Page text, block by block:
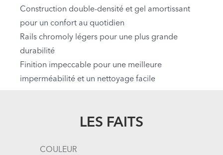
Construction double-densité et gel amortissant
pour un confort au quotidien
Rails chromoly légers pour une plus grande
durabilité
Finition impeccable pour une meilleure
imperméabilité et un nettoyage facile
LES FAITS
COULEUR